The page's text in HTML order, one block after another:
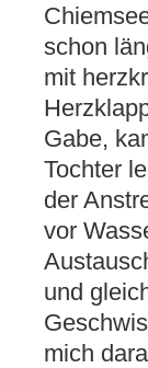
schon
mit
Gabe,
Tochter
der
vor
und
mich